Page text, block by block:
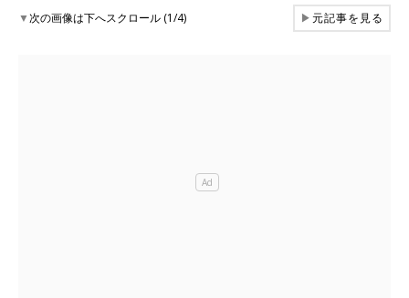
▼次の画像は下へスクロール (1/4) ▶元記事を見る